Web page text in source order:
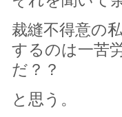
裁縫不得意の
するのは一苦
だ？？
と思う。